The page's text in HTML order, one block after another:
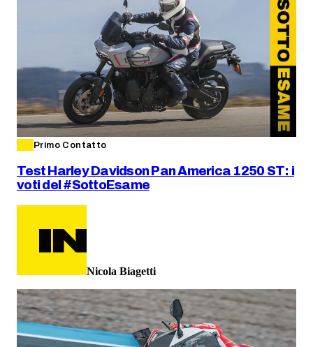
Primo Contatto
Test Harley Davidson Pan America 1250 ST: i
voti del #SottoEsame
Nicola Biagetti